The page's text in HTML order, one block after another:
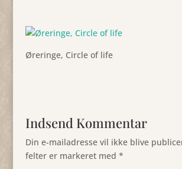
Øreringe, Circle of life
Indsend Kommentar
Din e-mailadresse vil ikke blive
felter er markeret med *